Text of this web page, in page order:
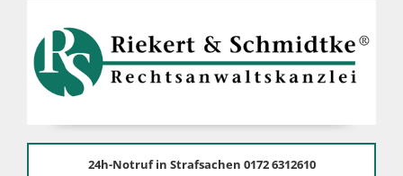
24h-Notruf in Strafsachen 0172 6312610